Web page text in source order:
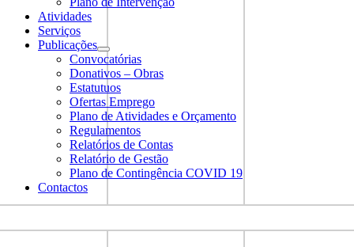
Atividades
Serviços
Publicações
Convocatórias
Donativos – Obras
Estatutuos
Ofertas Emprego
Plano de Atividades e Orçamento
Regulamentos
Relatórios de Contas
Relatório de Gestão
Plano de Contingência COVID 19
Contactos